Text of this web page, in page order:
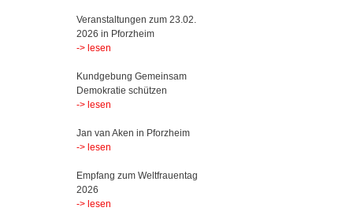
Veranstaltungen zum 23.02.
2026 in Pforzheim
-> lesen
Kundgebung Gemeinsam
Demokratie schützen
-> lesen
Jan van Aken in Pforzheim
-> lesen
Empfang zum Weltfrauentag
2026
-> lesen